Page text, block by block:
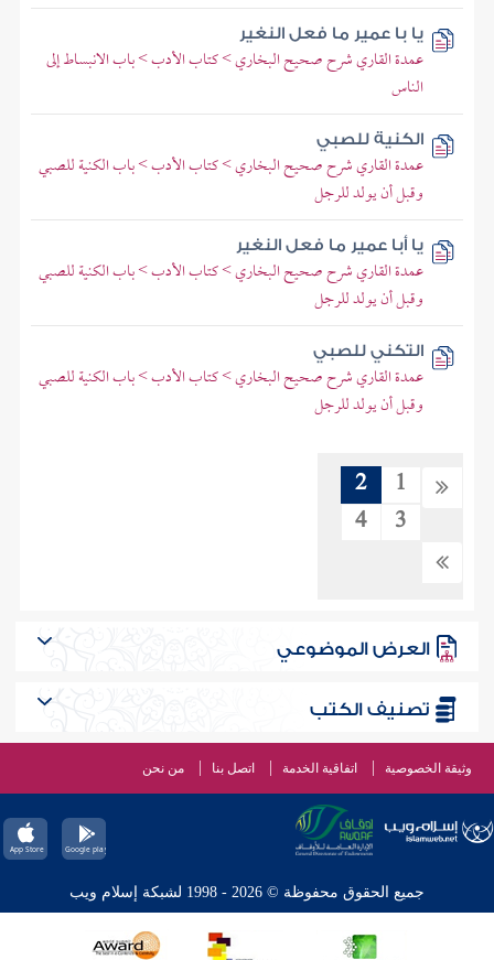
يا با عمير ما فعل النغير
عمدة القاري شرح صحيح البخاري > كتاب الأدب > باب الانبساط إلى
الناس
الكنية للصبي
عمدة القاري شرح صحيح البخاري > كتاب الأدب > باب الكنية للصبي
وقبل أن يولد للرجل
يا أبا عمير ما فعل النغير
عمدة القاري شرح صحيح البخاري > كتاب الأدب > باب الكنية للصبي
وقبل أن يولد للرجل
التكني للصبي
عمدة القاري شرح صحيح البخاري > كتاب الأدب > باب الكنية للصبي
وقبل أن يولد للرجل
1
2
3
4
العرض الموضوعي
تصنيف الكتب
وثيقة الخصوصية اتفاقية الخدمة اتصل بنا من نحن
جميع الحقوق محفوظة © 2026 - 1998 لشبكة إسلام ويب